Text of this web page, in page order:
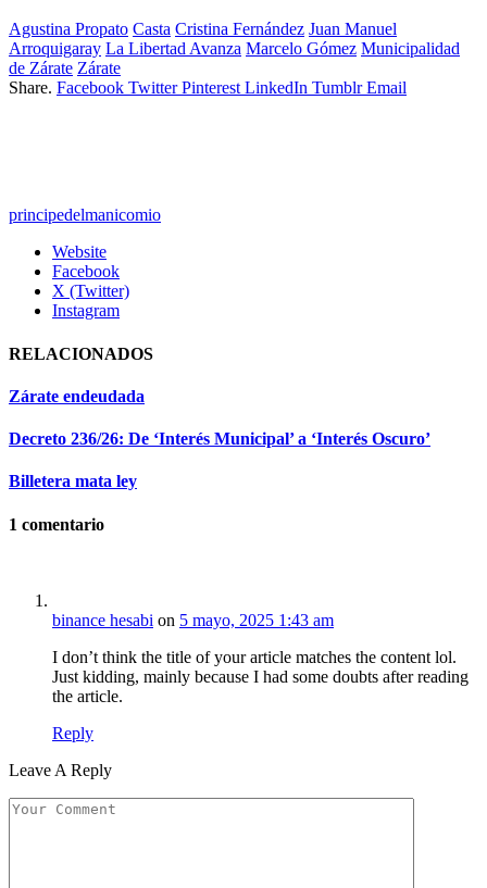
Agustina Propato Casta Cristina Fernández Juan Manuel
Arroquigaray La Libertad Avanza Marcelo Gómez Municipalidad
de Zárate Zárate
Share. Facebook Twitter Pinterest LinkedIn Tumblr Email
principedelmanicomio
Website
Facebook
X (Twitter)
Instagram
RELACIONADOS
Zárate endeudada
Decreto 236/26: De ‘Interés Municipal’ a ‘Interés Oscuro’
Billetera mata ley
1 comentario
binance hesabi on 5 mayo, 2025 1:43 am
I don’t think the title of your article matches the content lol.
Just kidding, mainly because I had some doubts after reading
the article.
Reply
Leave A Reply